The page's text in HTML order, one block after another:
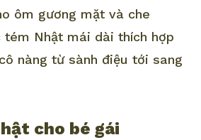
ôm gương mặt và che
tém Nhật mái dài thích hợp
nàng từ sành điệu tới sang
cho bé gái